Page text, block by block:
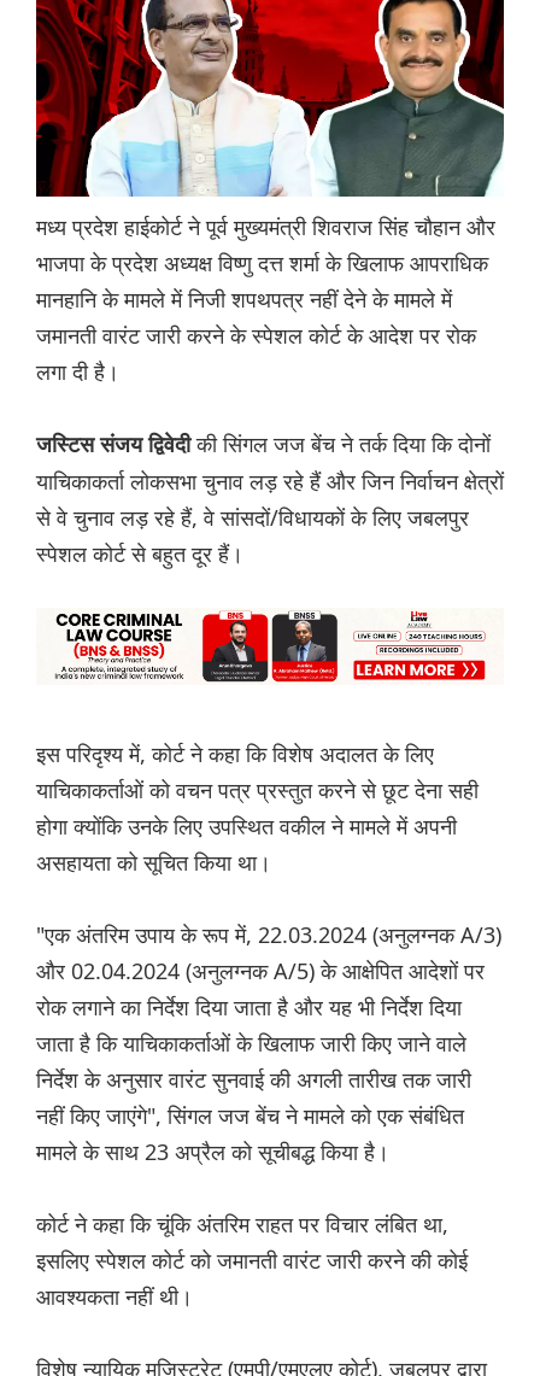
मध्य प्रदेश हाईकोर्ट ने पूर्व मुख्यमंत्री शिवराज सिंह चौहान और
भाजपा के प्रदेश अध्यक्ष विष्णु दत्त शर्मा के खिलाफ आपराधिक
मानहानि के मामले में निजी शपथपत्र नहीं देने के मामले में
जमानती वारंट जारी करने के स्पेशल कोर्ट के आदेश पर रोक
लगा दी है।
जस्टिस संजय द्विवेदीकी सिंगल जज बेंच ने तर्क दिया कि दोनों
याचिकाकर्ता लोकसभा चुनाव लड़ रहे हैं और जिन निर्वाचन क्षेत्रों
से वे चुनाव लड़ रहे हैं, वे सांसदों/विधायकों के लिए जबलपुर
स्पेशल कोर्ट से बहुत दूर हैं।
इस परिदृश्य में, कोर्ट ने कहा कि विशेष अदालत के लिए
याचिकाकर्ताओं को वचन पत्र प्रस्तुत करने से छूट देना सही
होगा क्योंकि उनके लिए उपस्थित वकील ने मामले में अपनी
असहायता को सूचित किया था।
"एक अंतरिम उपाय के रूप में, 22.03.2024 (अनुलग्नक A/3)
और 02.04.2024 (अनुलग्नक A/5) के आक्षेपित आदेशों पर
रोक लगाने का निर्देश दिया जाता है और यह भी निर्देश दिया
जाता है कि याचिकाकर्ताओं के खिलाफ जारी किए जाने वाले
निर्देश के अनुसार वारंट सुनवाई की अगली तारीख तक जारी
नहीं किए जाएंगे", सिंगल जज बेंच ने मामले को एक संबंधित
मामले के साथ 23 अप्रैल को सूचीबद्ध किया है।
कोर्ट ने कहा कि चूंकि अंतरिम राहत पर विचार लंबित था,
इसलिए स्पेशल कोर्ट को जमानती वारंट जारी करने की कोई
आवश्यकता नहीं थी।
विशेष न्यायिक मजिस्ट्रेट (एमपी/एमएलए कोर्ट), जबलपुर द्वारा